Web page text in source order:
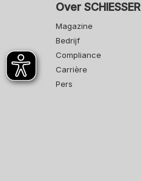
Over SCHIESSER
Magazine
Bedrijf
Compliance
Carrière
Pers